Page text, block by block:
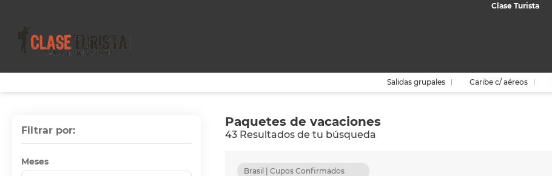
Clase Turista
Salidas grupales Caribe c/ aéreos
Filtrar por:
Meses
Paquetes de vacaciones
43 Resultados de tu búsqueda
Brasil | Cupos Confirmados